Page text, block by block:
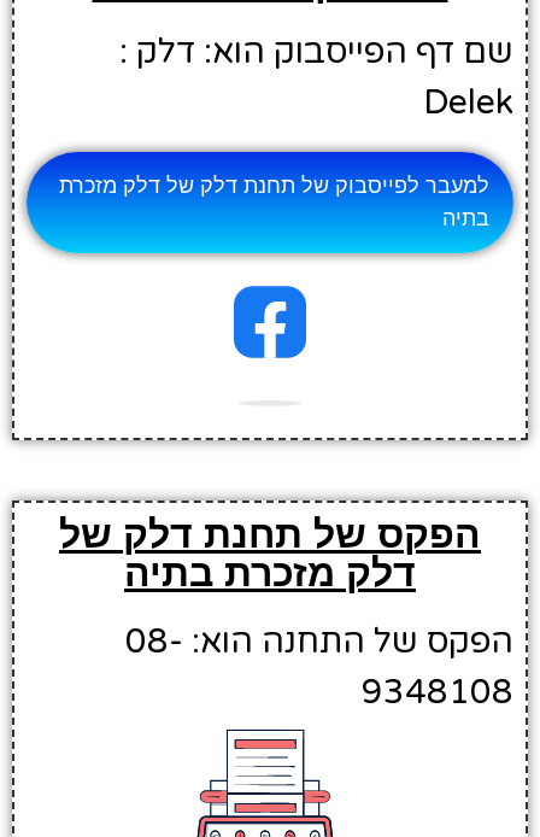
שם דף הפייסבוק הוא: דלק :
Delek
למעבר לפייסבוק של תחנת דלק של דלק מזכרת
בתיה
הפקס של תחנת דלק של
דלק מזכרת בתיה
הפקס של התחנה הוא: 08-
9348108